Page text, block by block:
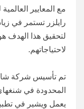
لاحتياجاتهم.
يعمل ويشير في تطبيق